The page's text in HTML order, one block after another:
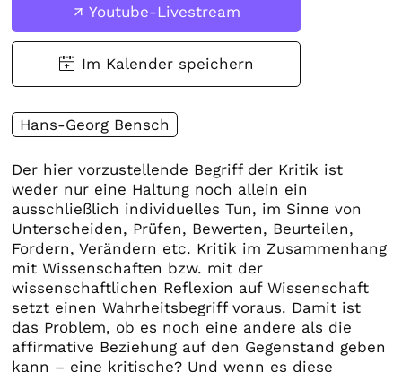
Youtube-Livestream
Hans-Georg Bensch
Der hier vorzustellende Begriff der Kritik ist
weder nur eine Haltung noch allein ein
ausschließlich individuelles Tun, im Sinne von
Unterscheiden, Prüfen, Bewerten, Beurteilen,
Fordern, Verändern etc. Kritik im Zusammenhang
mit Wissenschaften bzw. mit der
wissenschaftlichen Reflexion auf Wissenschaft
setzt einen Wahrheitsbegriff voraus. Damit ist
das Problem, ob es noch eine andere als die
affirmative Beziehung auf den Gegenstand geben
kann – eine kritische? Und wenn es diese